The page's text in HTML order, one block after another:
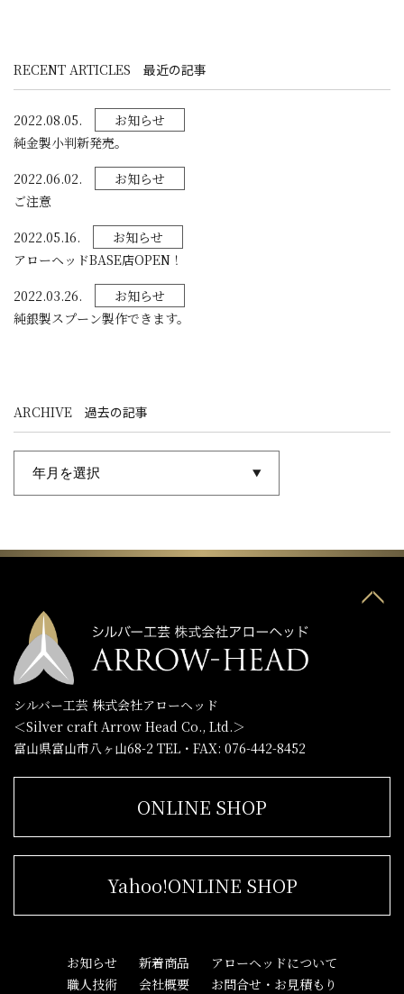
RECENT ARTICLES 最近の記事
2022.08.05.
お知らせ
純金製小判新発売。
2022.06.02.
お知らせ
ご注意
2022.05.16.
お知らせ
アローヘッドBASE店OPEN！
2022.03.26.
お知らせ
純銀製スプーン製作できます。
ARCHIVE 過去の記事
シルバー工芸 株式会社アローヘッド
＜Silver craft Arrow Head Co., Ltd.＞
富山県富山市八ヶ山68-2 TEL・FAX: 076-442-8452
ONLINE SHOP
Yahoo!ONLINE SHOP
お知らせ 新着商品
アローヘッドについて
職人技術
会社概要 お問合せ・お見積もり